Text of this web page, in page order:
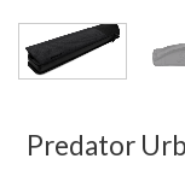
Predator